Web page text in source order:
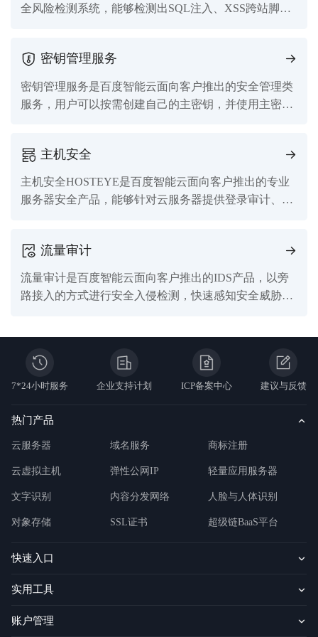
全风险检测系统，能够检测出SQL注入、XSS跨站脚本
密钥管理服务
密钥管理服务是百度智能云面向客户推出的安全管理类
服务，用户可以按需创建自己的主密钥，并使用主密钥
主机安全
主机安全HOSTEYE是百度智能云面向客户推出的专业
服务器安全产品，能够针对云服务器提供登录审计、异
客入侵的可能性。
流量审计
流量审计是百度智能云面向客户推出的IDS产品，以旁
路接入的方式进行安全入侵检测，快速感知安全威胁事
7*24小时服务 企业支持计划 ICP备案中心 建议与反馈
热门产品
云服务器 域名服务 商标注册
云虚拟主机 弹性公网IP 轻量应用服务器
文字识别 内容分发网络 人脸与人体识别
对象存储 SSL证书 超级链BaaS平台
快速入口
实用工具
账户管理